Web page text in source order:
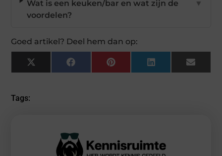
Wat is een keuken/bar en wat zijn de
voordelen?
▼
Goed artikel? Deel hem dan op:
X
(Twitter)
FacebookPinterestLinkedIn Email
Tags: